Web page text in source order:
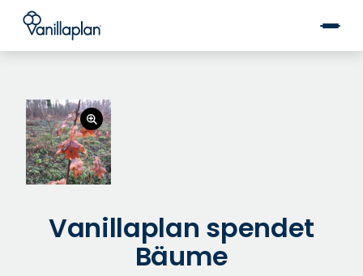
®
Vanillaplan spendet
Bäume